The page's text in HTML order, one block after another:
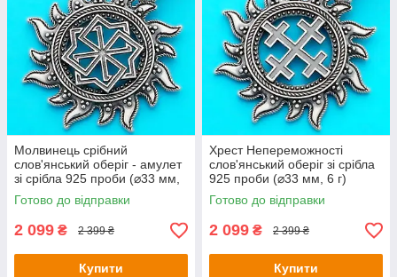
Молвинець срібний
слов'янський оберіг - амулет
зі срібла 925 проби (⌀33 мм,
6 г)
Готово до відправки
2 099 ₴ 2 399 ₴
Купити
Хрест Непереможності
слов'янський оберіг зі срібла
925 проби (⌀33 мм, 6 г)
Готово до відправки
2 099 ₴ 2 399 ₴
Купити